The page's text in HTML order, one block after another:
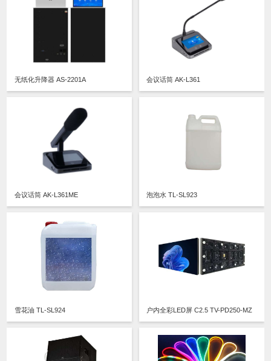
无纸化升降器 AS-2201A 会议话筒 AK-L361
会议话筒 AK-L361ME 泡泡水 TL-SL923
雪花油 TL-SL924 户内全彩LED屏 C2.5 TV-PD250-MZ